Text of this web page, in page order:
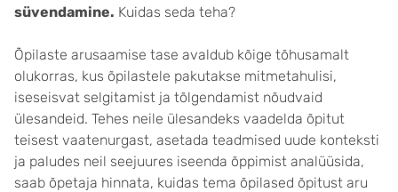
süvendamine. Kuidas seda teha?
Õpilaste arusaamise tase avaldub kõige tõhusamalt
olukorras, kus õpilastele pakutakse mitmetahulisi,
iseseisvat selgitamist ja tõlgendamist nõudvaid
ülesandeid. Tehes neile ülesandeks vaadelda õpitut
teisest vaatenurgast, asetada teadmised uude konteksti
ja paludes neil seejuures iseenda õppimist analüüsida,
saab õpetaja hinnata, kuidas tema õpilased õpitust aru